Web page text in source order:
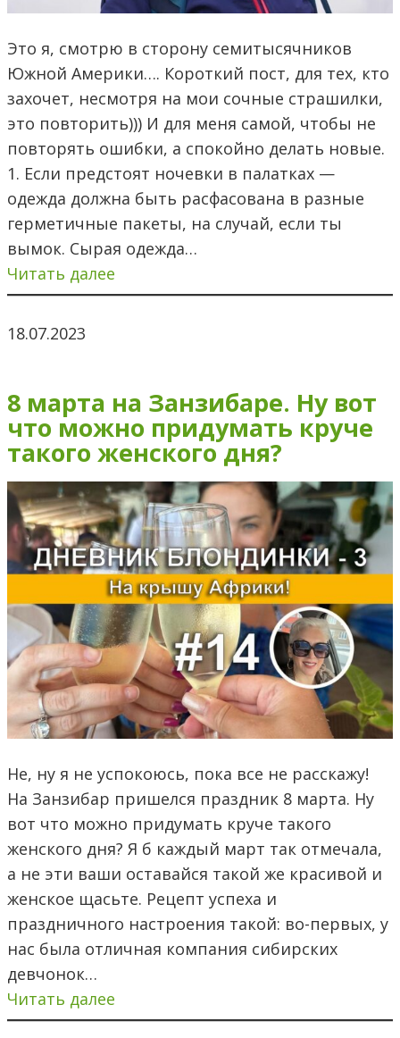
Это я, смотрю в сторону семитысячников
Южной Америки…. Короткий пост, для тех, кто
захочет, несмотря на мои сочные страшилки,
это повторить))) И для меня самой, чтобы не
повторять ошибки, а спокойно делать новые.
1. Если предстоят ночевки в палатках —
одежда должна быть расфасована в разные
герметичные пакеты, на случай, если ты
вымок. Сырая одежда…
Читать далее
18.07.2023
8 марта на Занзибаре. Ну вот
что можно придумать круче
такого женского дня?
Не, ну я не успокоюсь, пока все не расскажу!
На Занзибар пришелся праздник 8 марта. Ну
вот что можно придумать круче такого
женского дня? Я б каждый март так отмечала,
а не эти ваши оставайся такой же красивой и
женское щасьте. Рецепт успеха и
праздничного настроения такой: во-первых, у
нас была отличная компания сибирских
девчонок…
Читать далее